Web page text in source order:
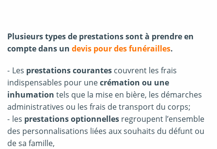
Plusieurs types de prestations sont à prendre en
compte dans un devis pour des funérailles.
Les prestations courantes couvrent les frais
indispensables pour unecrémation ou une
inhumation tels que la mise en bière, les démarches
administratives ou les frais de transport du corps;
les prestations optionnelles regroupent l’ensemble
des personnalisations liées aux souhaits du défunt ou
de sa famille,